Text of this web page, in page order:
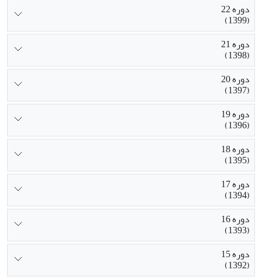
دوره 22
(1399)
دوره 21
(1398)
دوره 20
(1397)
دوره 19
(1396)
دوره 18
(1395)
دوره 17
(1394)
دوره 16
(1393)
دوره 15
(1392)